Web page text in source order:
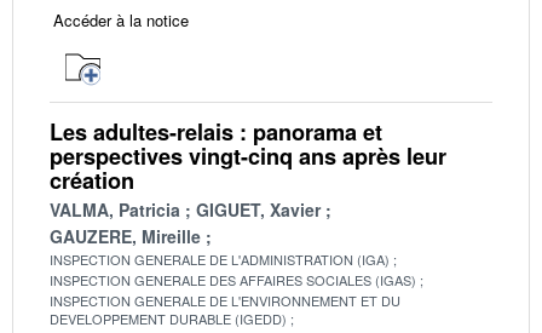
Accéder à la notice
Les adultes-relais : panorama et
perspectives vingt-cinq ans après leur
création
VALMA, Patricia
GIGUET, Xavier
GAUZERE, Mireille
INSPECTION GENERALE DE L'ADMINISTRATION (IGA)
INSPECTION GENERALE DES AFFAIRES SOCIALES (IGAS)
INSPECTION GENERALE DE L'ENVIRONNEMENT ET DU
DEVELOPPEMENT DURABLE (IGEDD)